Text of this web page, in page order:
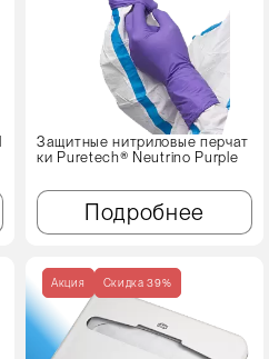
Защитные нитриловые перчат
ки Puretech® Neutrino Purple
Подробнее
Акция Cкидка 39%